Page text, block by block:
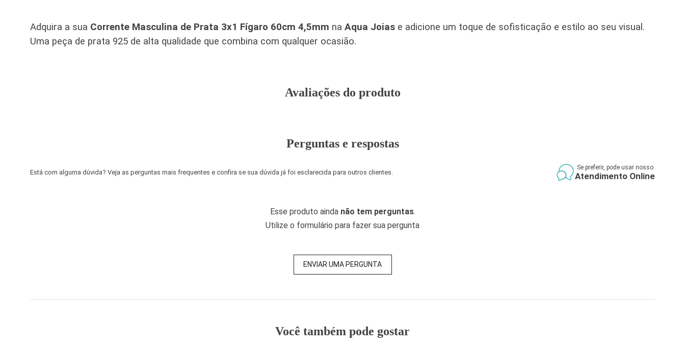
Adquira a sua Corrente Masculina de Prata 3x1 Fígaro 60cm 4,5mm na Aqua Joias e adicione um toque de sofisticação e estilo ao seu visual.
Uma peça de prata 925 de alta qualidade que combina com qualquer ocasião.
Avaliações do produto
Perguntas e respostas
Está com alguma dúvida? Veja as perguntas mais frequentes e confira se sua dúvida já foi esclarecida para outros clientes.
Se preferir, pode usar nosso
Atendimento Online
Esse produto ainda não tem perguntas.
Utilize o formulário para fazer sua pergunta
ENVIAR UMA PERGUNTA
Você também pode gostar